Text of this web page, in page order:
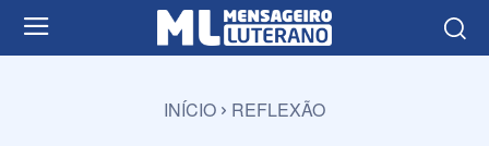
INÍCIO REFLEXÃO